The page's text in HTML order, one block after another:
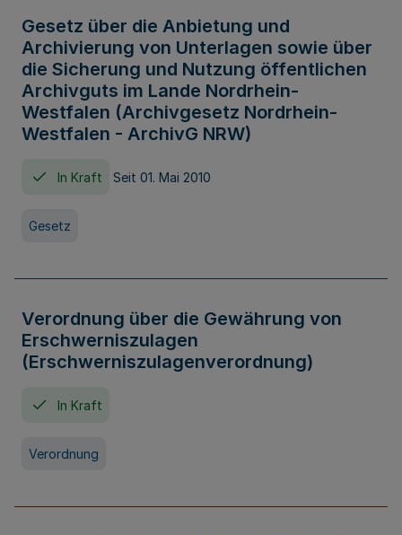
Gesetz über die Anbietung und
Archivierung von Unterlagen sowie über
die Sicherung und Nutzung öffentlichen
Archivguts im Lande Nordrhein-
Westfalen (Archivgesetz Nordrhein-
Westfalen - ArchivG NRW)
In Kraft Seit 01. Mai 2010
Gesetz
Verordnung über die Gewährung von
Erschwerniszulagen
(Erschwerniszulagenverordnung)
In Kraft
Verordnung